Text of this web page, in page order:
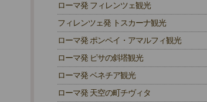
ローマ発 フィレンツェ観光
フィレンツェ発 トスカーナ観光
ローマ発 ポンペイ・アマルフィ観光
ローマ発 ピサの斜塔観光
ローマ発 ベネチア観光
ローマ発 天空の町チヴィタ